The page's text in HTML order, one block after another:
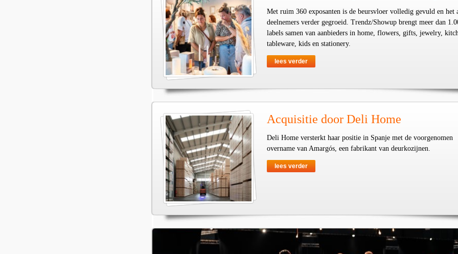
Met ruim 360 exposanten is de beursvloer volledig gevuld en het
deelnemers verder gegroeid. Trendz/Showup brengt meer dan
labels samen van aanbieders in home, flowers, gifts, jewelry,
tableware, kids en stationery.
lees verder
Acquisitie door Deli Home
Deli Home versterkt haar positie in Spanje met de voorgenomen
overname van Amargós, een fabrikant van deurkozijnen.
lees verder